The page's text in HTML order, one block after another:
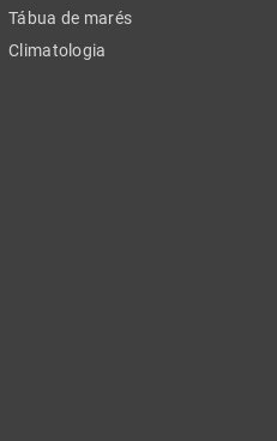
Tábua de marés
Climatologia